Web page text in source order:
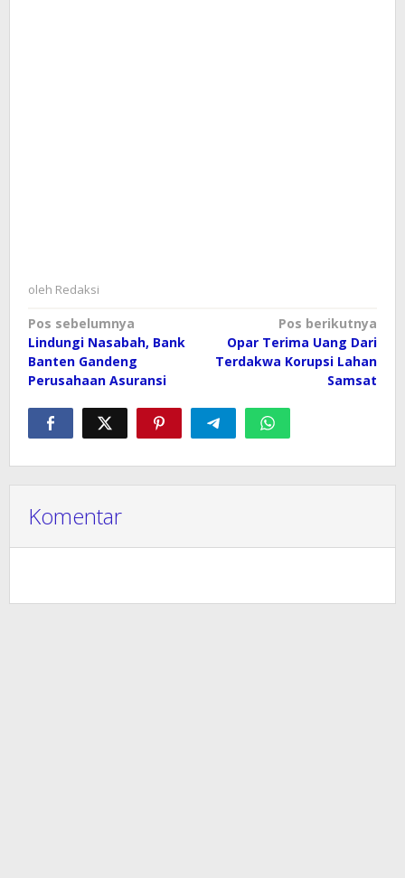
oleh Redaksi
Navigasi
pos
Pos sebelumnya
Lindungi Nasabah, Bank
Banten Gandeng
Perusahaan Asuransi
Pos berikutnya
Opar Terima Uang Dari
Terdakwa Korupsi Lahan
Samsat
Komentar